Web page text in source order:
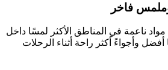
فاخر
ناعمة في المناطق الأكثر لمسًا داخل
وأجواءً أكثر راحة أثناء الرحلات